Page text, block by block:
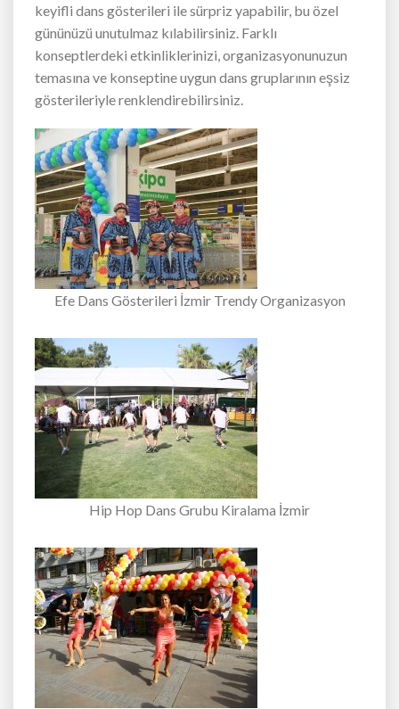
keyifli dans gösterileri ile sürpriz yapabilir, bu özel
gününüzü unutulmaz kılabilirsiniz. Farklı
konseptlerdeki etkinliklerinizi, organizasyonunuzun
temasına ve konseptine uygun dans gruplarının eşsiz
gösterileriyle renklendirebilirsiniz.
Efe Dans Gösterileri İzmir Trendy Organizasyon
Hip Hop Dans Grubu Kiralama İzmir